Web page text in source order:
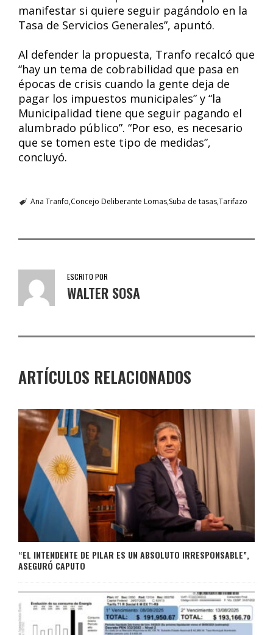
manifestar si quiere seguir pagándolo en la
Tasa de Servicios Generales”, apuntó.
Al defender la propuesta, Tranfo recalcó que
“hay un tema de cobrabilidad que pasa en
épocas de crisis cuando la gente deja de
pagar los impuestos municipales” y “la
Municipalidad tiene que seguir pagando el
alumbrado público”. “Por eso, es necesario
que se tomen este tipo de medidas”,
concluyó.
Ana Tranfo Concejo Deliberante LomasSuba de tasasTarifazo
ESCRITO POR
WALTER SOSA
ARTÍCULOS RELACIONADOS
“EL INTENDENTE DE PILAR ES UN ABSOLUTO IRRESPONSABLE”,
ASEGURÓ CAPUTO